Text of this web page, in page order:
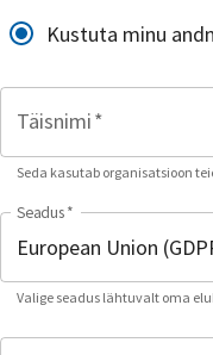
Kustuta minu
Täisnimi*
Seda kasutab organisatsioon
Seadus*
Valige seadus lähtuvalt oma